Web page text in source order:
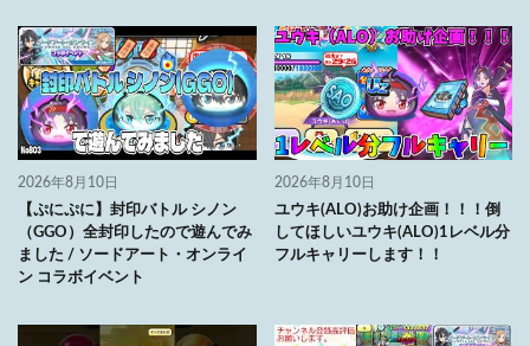
2026年8月10日
【ぷにぷに】封印バトル シノン
（GGO）全封印したので遊んでみ
ました / ソードアート・オンライ
ン コラボイベント
2026年8月10日
ユウキ(ALO)お助け企画！！！倒
してほしいユウキ(ALO)1レベル分
フルキャリーします！！